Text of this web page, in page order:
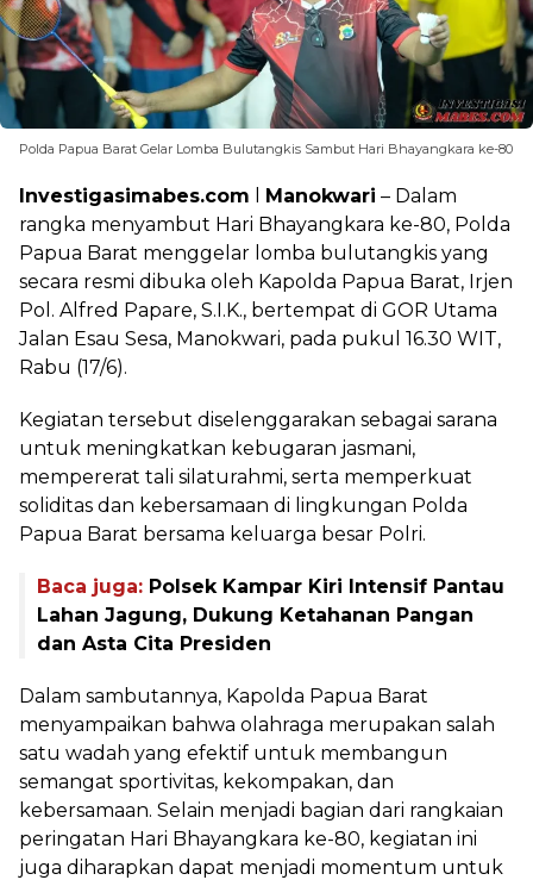
Polda Papua Barat Gelar Lomba Bulutangkis Sambut Hari Bhayangkara ke-80
Investigasimabes.com Manokwari – Dalam
rangka menyambut Hari Bhayangkara ke-80, Polda
Papua Barat menggelar lomba bulutangkis yang
secara resmi dibuka oleh Kapolda Papua Barat, Irjen
Pol. Alfred Papare, S.I.K., bertempat di GOR Utama
Jalan Esau Sesa, Manokwari, pada pukul 16.30 WIT,
Rabu (17/6).
Kegiatan tersebut diselenggarakan sebagai sarana
untuk meningkatkan kebugaran jasmani,
mempererat tali silaturahmi, serta memperkuat
soliditas dan kebersamaan di lingkungan Polda
Papua Barat bersama keluarga besar Polri.
Baca juga: Polsek Kampar Kiri Intensif Pantau
Lahan Jagung, Dukung Ketahanan Pangan
dan Asta Cita Presiden
Dalam sambutannya, Kapolda Papua Barat
menyampaikan bahwa olahraga merupakan salah
satu wadah yang efektif untuk membangun
semangat sportivitas, kekompakan, dan
kebersamaan. Selain menjadi bagian dari rangkaian
peringatan Hari Bhayangkara ke-80, kegiatan ini
juga diharapkan dapat menjadi momentum untuk